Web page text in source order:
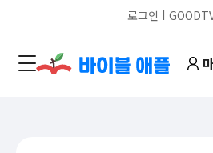
로그인 ㅣ